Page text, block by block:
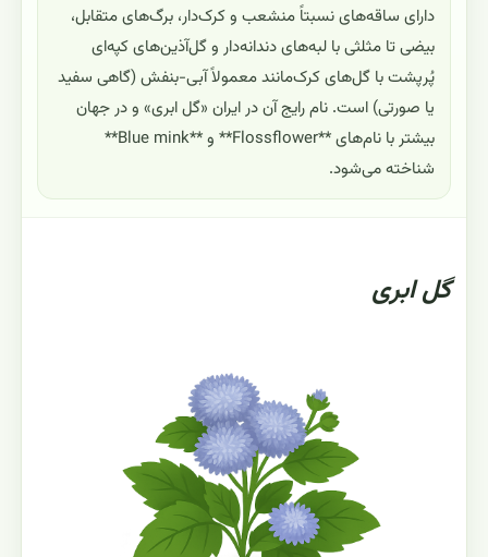
دارای ساقه‌های نسبتاً منشعب و کرک‌دار، برگ‌های متقابل،
بیضی تا مثلثی با لبه‌های دندانه‌دار و گل‌آذین‌های کپه‌ای
پُرپشت با گل‌های کرک‌مانند معمولاً آبی-بنفش (گاهی سفید
یا صورتی) است. نام رایج آن در ایران «گل ابری» و در جهان
بیشتر با نام‌های **Flossflower** و **Blue mink**
شناخته می‌شود.
گل ابری